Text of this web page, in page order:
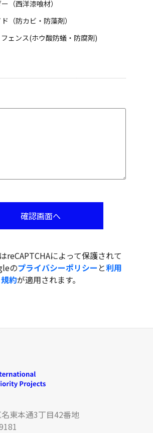
（西洋漆喰材）
（防カビ・防藻剤）
ェンス(ホウ酸防蟻・防腐剤)
確認画面へ
reCAPTCHAによって保護されて
のプライバシーポリシー と利用
規約が適用されます。
東本通3丁目42番地